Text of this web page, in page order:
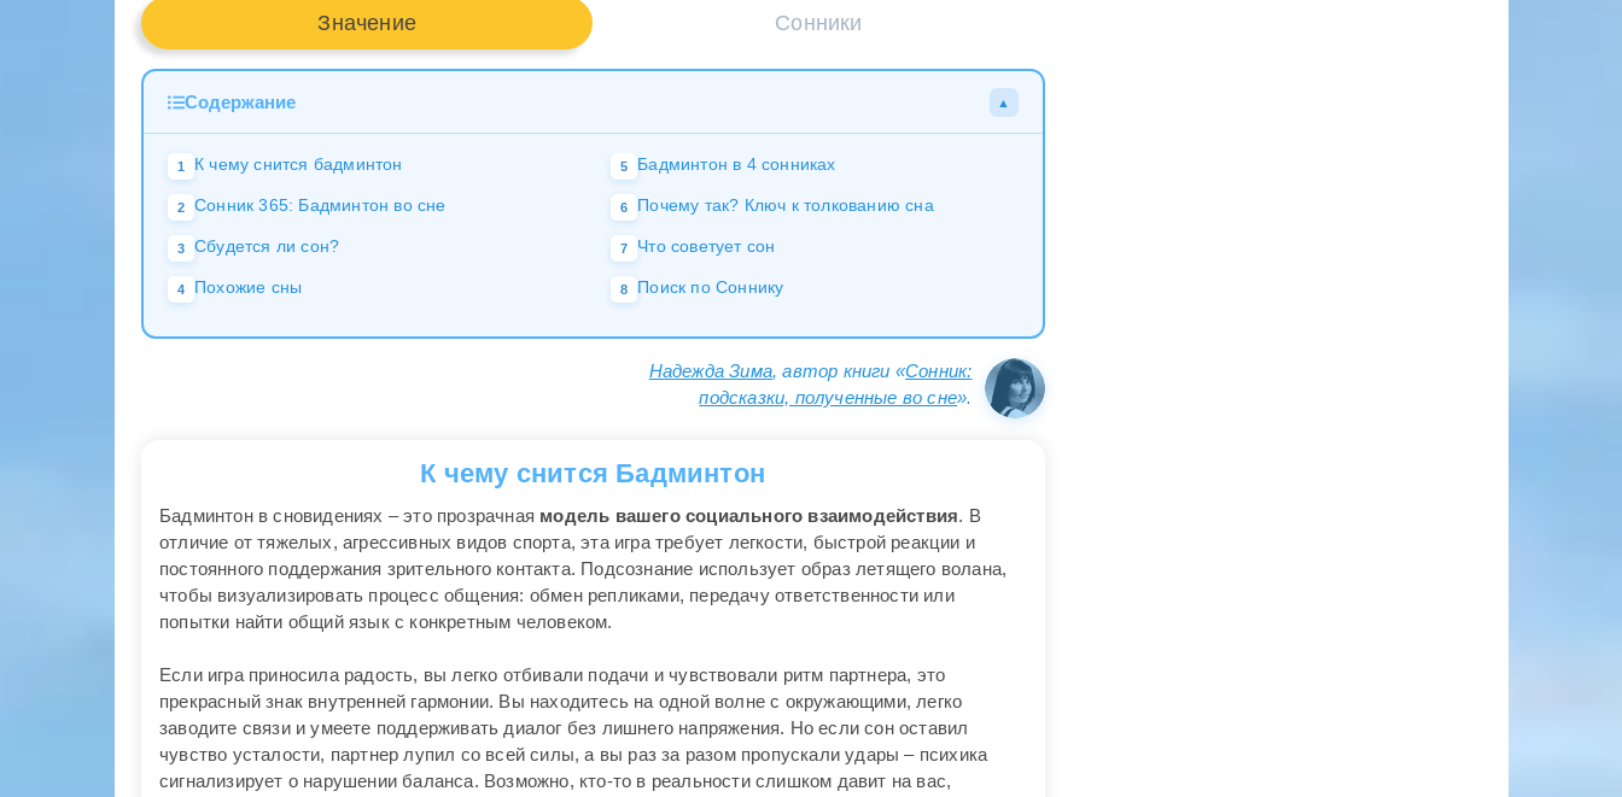
Значение Сонники
Содержание ▲
1 К чему снится бадминтон
2 Сонник 365: Бадминтон во сне
3 Сбудется ли сон?
4 Похожие сны
5 Бадминтон в 4 сонниках
6 Почему так? Ключ к толкованию сна
7 Что советует сон
8 Поиск по Соннику
Надежда Зима, автор книги «Сонник:
подсказки, полученные во сне».
К чему снится Бадминтон
Бадминтон в сновидениях – это прозрачная модель вашего социального взаимодействия. В
отличие от тяжелых, агрессивных видов спорта, эта игра требует легкости, быстрой реакции и
постоянного поддержания зрительного контакта. Подсознание использует образ летящего волана,
чтобы визуализировать процесс общения: обмен репликами, передачу ответственности или
попытки найти общий язык с конкретным человеком.
Если игра приносила радость, вы легко отбивали подачи и чувствовали ритм партнера, это
прекрасный знак внутренней гармонии. Вы находитесь на одной волне с окружающими, легко
заводите связи и умеете поддерживать диалог без лишнего напряжения. Но если сон оставил
чувство усталости, партнер лупил со всей силы, а вы раз за разом пропускали удары – психика
сигнализирует о нарушении баланса. Возможно, кто-то в реальности слишком давит на вас,